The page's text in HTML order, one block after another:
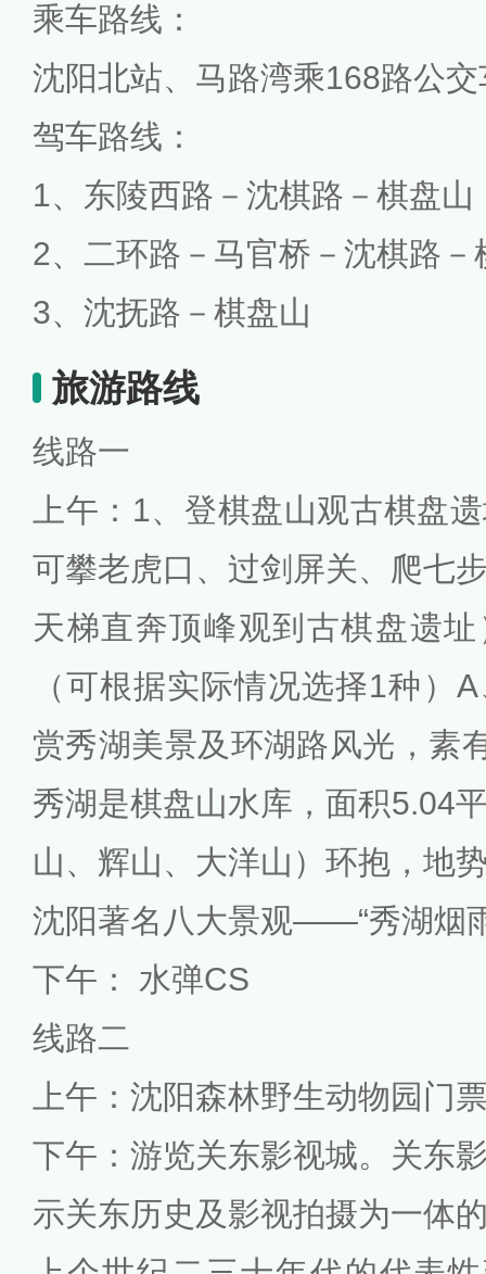
乘车路线：
沈阳北站、马路湾乘168路公
驾车路线：
1、东陵西路－沈棋路－棋盘山
2、二环路－马官桥－沈棋路－
3、沈抚路－棋盘山
旅游路线
线路一
上午：1、登棋盘山观古棋盘
可攀老虎口、过剑屏关、爬七
天梯直奔顶峰观到古棋盘遗
（可根据实际情况选择1种）
赏秀湖美景及环湖路风光，素
秀湖是棋盘山水库，面积5.04
山、辉山、大洋山）环抱，地
沈阳著名八大景观——“秀湖烟
下午： 水弹CS
线路二
上午：沈阳森林野生动物园门
下午：游览关东影视城。关东
示关东历史及影视拍摄为一体